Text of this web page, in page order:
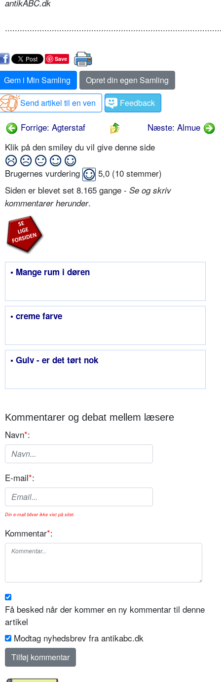
antikABC.dk
Save
Gem i Min Samling
Opret din egen Samling
Send artikel til en ven
Feedback
Forrige: Agterstaf
Næste: Almue
Klik på den smiley du vil give denne side
Brugernes vurdering 5,0 (10 stemmer)
Siden er blevet set 8.165 gange - Se og skriv
kommentarer herunder.
• Mange rum i døren
• creme farve
• Gulv - er det tørt nok
Kommentarer og debat mellem læsere
Navn*:
E-mail*:
Din e-mail bliver ikke vist på sitet.
Kommentar*:
Få besked når der kommer en ny kommentar til denne
artikel
Modtag nyhedsbrev fra antikabc.dk